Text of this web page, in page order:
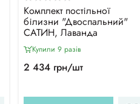
Комплект постільної
білизни "Двоспальний"
САТИН, Лаванда
Купили 9 разiв
2 434 грн/шт